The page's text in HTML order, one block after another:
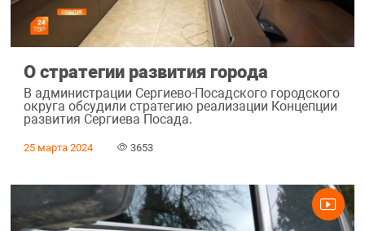
О стратегии развития города
В администрации Сергиево-Посадского городского
округа обсудили стратегию реализации Концепции
развития Сергиева Посада.
25 марта 2024 3653